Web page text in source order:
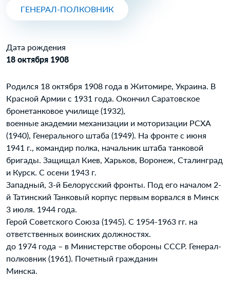
ГЕНЕРАЛ-ПОЛКОВНИК
Дата рождения
18 октября 1908
Родился 18 октября 1908 года в Житомире, Украина. В
Красной Армии с 1931 года. Окончил Саратовское
бронетанковое училище (1932),
военные академии механизации и моторизации РСХА
(1940), Генерального штаба (1949). На фронте с июня
1941 г., командир полка, начальник штаба танковой
бригады. Защищал Киев, Харьков, Воронеж, Сталинград
и Курск. С осени 1943 г.
Западный, 3-й Белорусский фронты. Под его началом 2-
й Татинский Танковый корпус первым ворвался в Минск
3 июля. 1944 года.
Герой Советского Союза (1945). С 1954-1963 гг. на
ответственных воинских должностях.
до 1974 года – в Министерстве обороны СССР. Генерал-
полковник (1961). Почетный гражданин
Минска.